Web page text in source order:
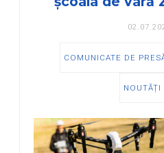
COMUNICATE DE
NOUTĂȚI